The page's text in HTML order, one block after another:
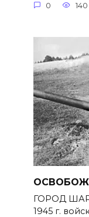
0 140
ГОРОД
1945 г.